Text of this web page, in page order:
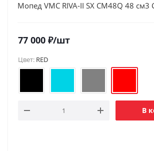
Мопед VMC RIVA-II SX CM48Q 48 см3
77 000 ₽/шт
Цвет: RED
В